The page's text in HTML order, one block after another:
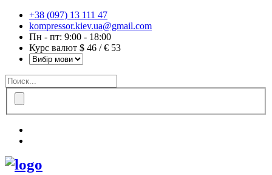
+38 (097) 13 111 47
kompressor.kiev.ua@gmail.com
Пн - пт: 9:00 - 18:00
Курс валют $ 46 / € 53